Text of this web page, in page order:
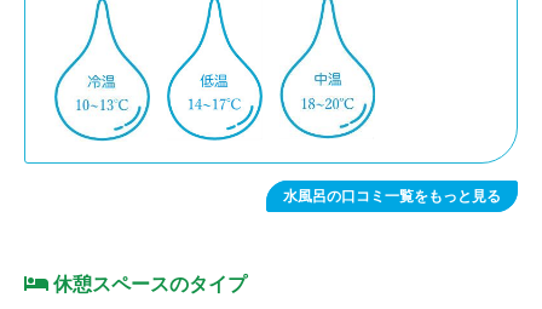
水風呂の口コミ一覧をもっと見る
休憩スペースのタイプ